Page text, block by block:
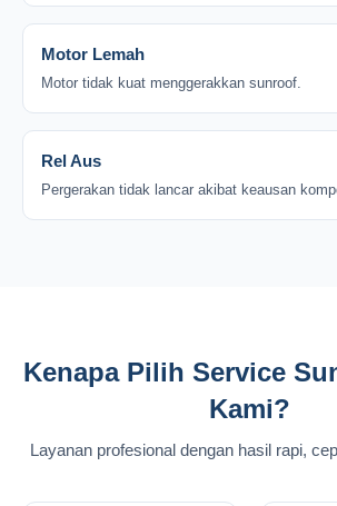
Motor Lemah
Motor tidak kuat menggerakkan sunroof.
Rel Aus
Pergerakan tidak lancar akibat keausan
Kenapa Pilih Service
Kami?
Layanan profesional dengan hasil rapi,